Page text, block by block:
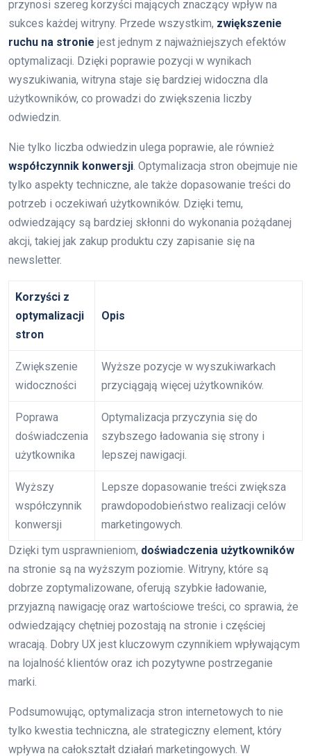
przynosi szereg korzyści mających znaczący wpływ na
sukces każdej witryny. Przede wszystkim, zwiększenie
ruchu na stronie jest jednym z najważniejszych efektów
optymalizacji. Dzięki poprawie pozycji w wynikach
wyszukiwania, witryna staje się bardziej widoczna dla
użytkowników, co prowadzi do zwiększenia liczby
odwiedzin.
Nie tylko liczba odwiedzin ulega poprawie, ale również
współczynnik konwersji . Optymalizacja stron obejmuje nie
tylko aspekty techniczne, ale także dopasowanie treści do
potrzeb i oczekiwań użytkowników. Dzięki temu,
odwiedzający są bardziej skłonni do wykonania pożądanej
akcji, takiej jak zakup produktu czy zapisanie się na
newsletter.
Korzyści z
optymalizacji
stron
Opis
Zwiększenie
widoczności
Wyższe pozycje w wyszukiwarkach
przyciągają więcej użytkowników.
Poprawa
doświadczenia
użytkownika
Optymalizacja przyczynia się do
szybszego ładowania się strony i
lepszej nawigacji.
Wyższy
współczynnik
konwersji
Lepsze dopasowanie treści zwiększa
prawdopodobieństwo realizacji celów
marketingowych.
Dzięki tym usprawnieniom, doświadczenia użytkowników
na stronie są na wyższym poziomie. Witryny, które są
dobrze zoptymalizowane, oferują szybkie ładowanie,
przyjazną nawigację oraz wartościowe treści, co sprawia, że
odwiedzający chętniej pozostają na stronie i częściej
wracają. Dobry UX jest kluczowym czynnikiem wpływającym
na lojalność klientów oraz ich pozytywne postrzeganie
marki.
Podsumowując, optymalizacja stron internetowych to nie
tylko kwestia techniczna, ale strategiczny element, który
wpływa na całokształt działań marketingowych. W